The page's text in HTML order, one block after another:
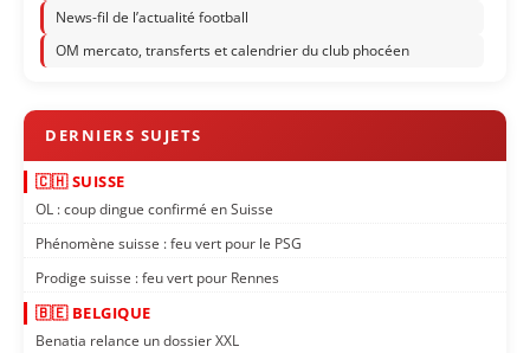
News-fil de l’actualité football
OM mercato, transferts et calendrier du club phocéen
🇨🇭 SUISSE
OL : coup dingue confirmé en Suisse
Phénomène suisse : feu vert pour le PSG
Prodige suisse : feu vert pour Rennes
🇧🇪 BELGIQUE
Benatia relance un dossier XXL